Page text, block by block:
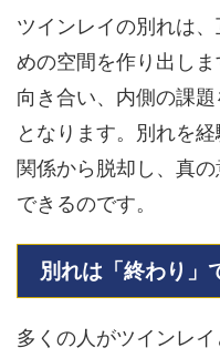
ツインレイの別れは
めの空間を作り出し
向き合い、内側の課
となります。別れを
関係から脱却し、真
できるのです。
別れは「終わり」
多くの人がツインレ